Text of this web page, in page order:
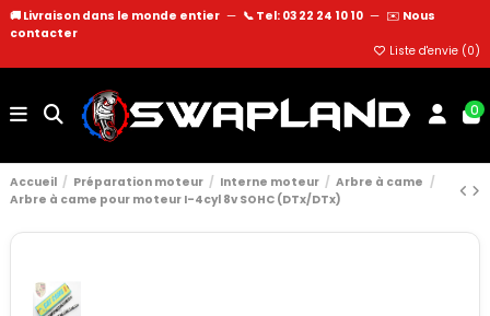
🚚 Livraison dans le monde entier — 📞 Tel: 03 22 24 10 10 — ✉️ Nous
contacter
Liste d'envie (0)
0
Accueil Préparation moteur Interne moteur
Arbre à came
Arbre à came pour moteur I-4cyl 8v SOHC (DTx/DTx)